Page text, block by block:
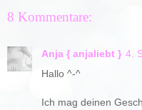
8 Kommentare:
Anja { anjaliebt } 4.
Hallo ^-^
Ich mag deinen